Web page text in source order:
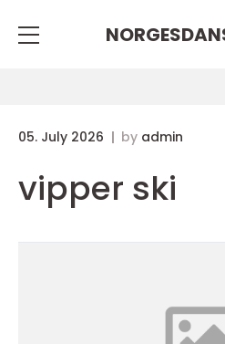
05. July 2026 by admin
vipper ski